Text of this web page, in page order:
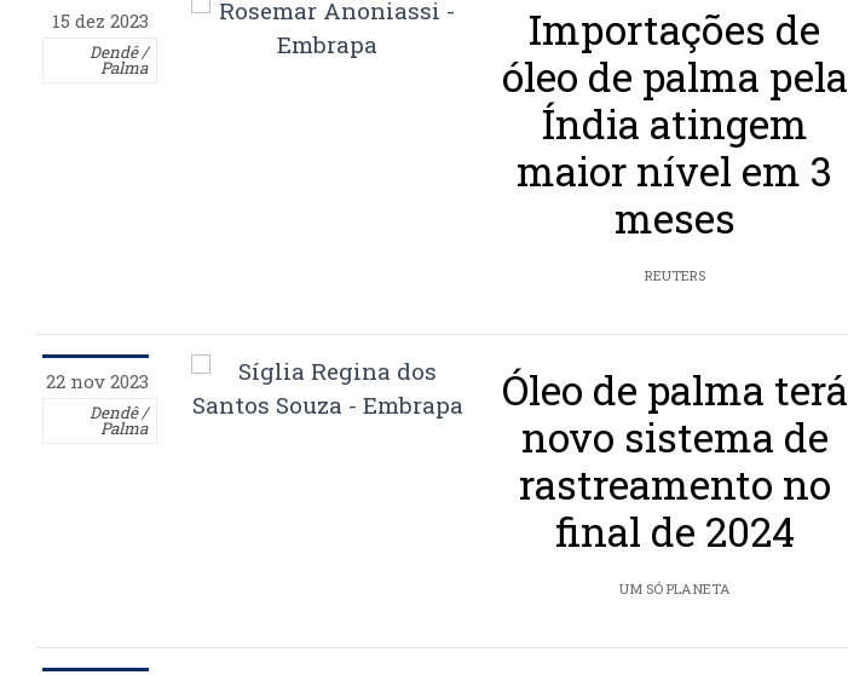
15 dez 2023
Dendê /
Palma
Importações de
óleo de palma pela
Índia atingem
maior nível em 3
meses
REUTERS
22 nov 2023
Dendê /
Palma
Óleo de palma terá
novo sistema de
rastreamento no
final de 2024
UM SÓ PLANETA